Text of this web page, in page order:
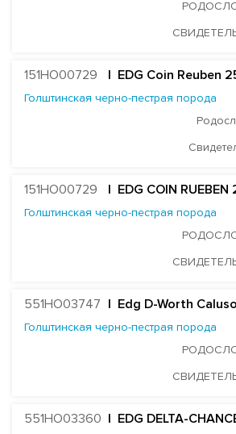
T-GEN-AC DIXIE EXPOSURE-ET
FARNEAR-TBR-BH FLAMER-ET
MR D-WORTH BRISTOL-ET
LEXVOLD SS CAHILL-ET
FARNEAR DELTA DENSTONE-ET
DELICIOUS CHARL HARDBALL-ET
TJR MODESTY RIDLEY-ET
151HO00729 | EDG Coin Reuben
Голштинская черно-пестрая порода
151HO00729 | EDG COIN RUEBEN
Голштинская черно-пестрая порода
551HO03747 | Edg D-Worth
Голштинская черно-пестрая порода
551HO03360 | EDG DELTA-